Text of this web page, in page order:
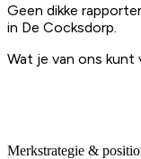
Geen dikke
in De Cocksdorp.
Wat je van ons kunt
Merkstrategie &